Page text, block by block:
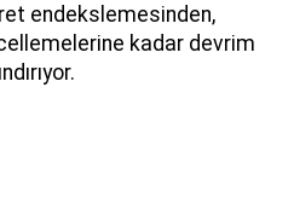
endekslemesinden,
kadar devrim